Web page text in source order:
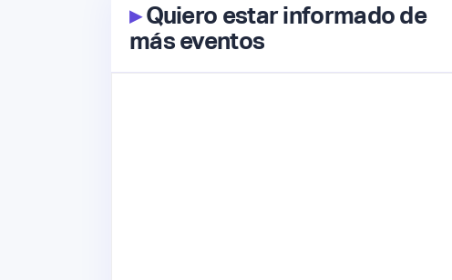
▸Quiero estar informado de
más eventos